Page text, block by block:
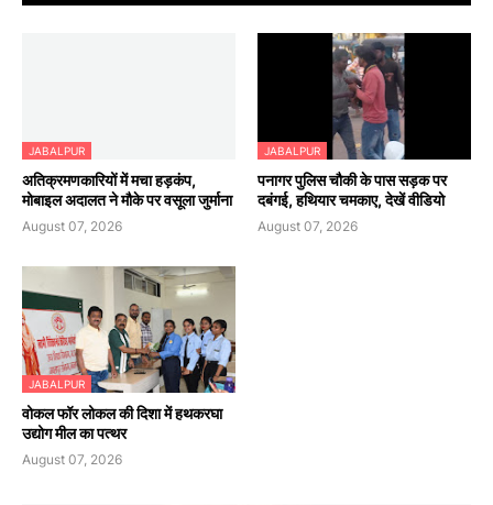
JABALPUR
अतिक्रमणकारियों में मचा हड़कंप,
मोबाइल अदालत ने मौके पर वसूला जुर्माना
August 07, 2026
JABALPUR
पनागर पुलिस चौकी के पास सड़क पर
दबंगई, हथियार चमकाए, देखें वीडियो
August 07, 2026
JABALPUR
वोकल फॉर लोकल की दिशा में हथकरघा
उद्योग मील का पत्थर
August 07, 2026